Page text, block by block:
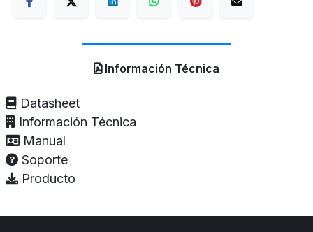
Información Técnica
Datasheet
Información Técnica
Manual
Soporte
Producto